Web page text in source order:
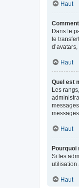
Haut
Dans le
le
Haut
Quel est
Les
Haut
Pourquoi
Si les
utilisation
Haut